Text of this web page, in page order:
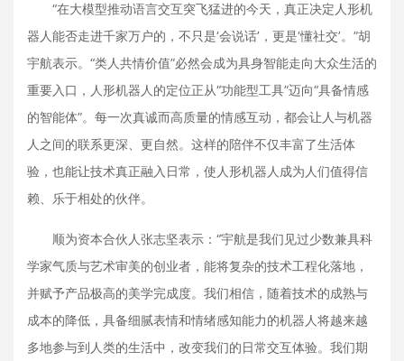
“在大模型推动语言交互突飞猛进的今天，真正决定人形机
器人能否走进千家万户的，不只是‘会说话’，更是‘懂社交’。”胡
宇航表示。“类人共情价值”必然会成为具身智能走向大众生活的
重要入口，人形机器人的定位正从“功能型工具”迈向“具备情感
的智能体”。每一次真诚而高质量的情感互动，都会让人与机器
人之间的联系更深、更自然。这样的陪伴不仅丰富了生活体
验，也能让技术真正融入日常，使人形机器人成为人们值得信
赖、乐于相处的伙伴。
顺为资本合伙人张志坚表示：“宇航是我们见过少数兼具科
学家气质与艺术审美的创业者，能将复杂的技术工程化落地，
并赋予产品极高的美学完成度。我们相信，随着技术的成熟与
成本的降低，具备细腻表情和情绪感知能力的机器人将越来越
多地参与到人类的生活中，改变我们的日常交互体验。我们期